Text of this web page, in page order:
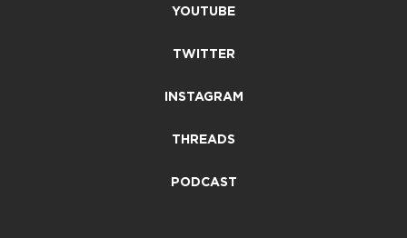
YOUTUBE
TWITTER
INSTAGRAM
THREADS
PODCAST